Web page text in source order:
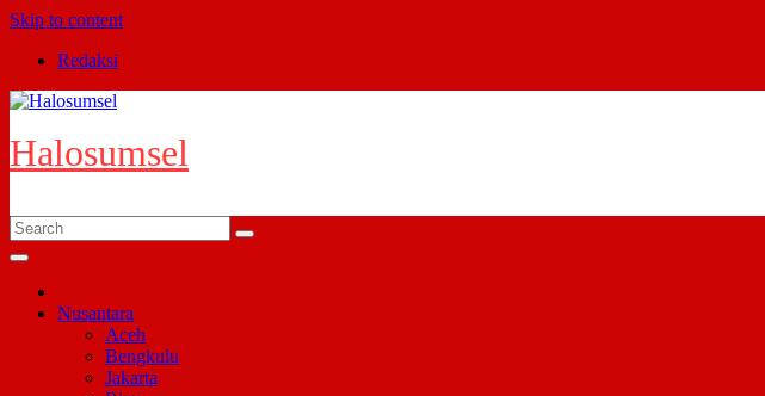
Skip to content
Redaksi
Halosumsel
Nusantara
Aceh
Bengkulu
Jakarta